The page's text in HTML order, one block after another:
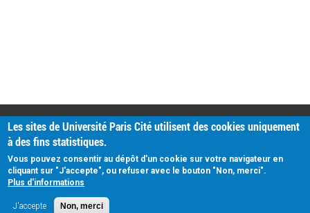
PRATIQUE
Plan d'accès
Intranet
Mentions légales
Données personnelles
Les sites de Université Paris Cité utilisent des cookies uniquement
à des fins statistiques.
Vous pouvez consentir au dépôt d'un cookie sur votre navigateur en
cliquant sur "J'accepte", ou refuser avec le bouton "Non, merci".
Plus d'informations
J'accepte Non, merci